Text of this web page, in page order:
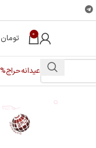
0 تومان
عیدانهحراج%